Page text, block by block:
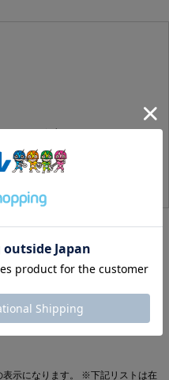
円(税抜)
示になります。 ※下記リストは在
ありません。
示になります。 ※下記リストは在